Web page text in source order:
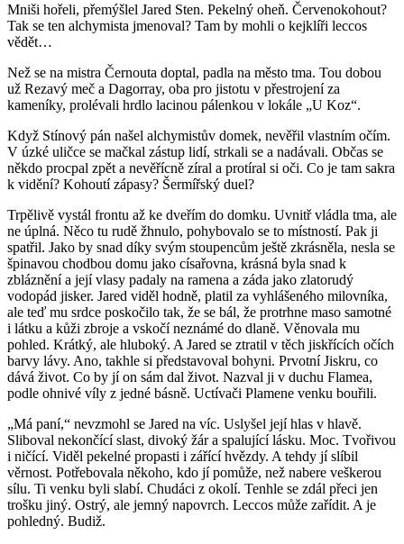
Mniši hořeli, přemýšlel Jared Sten. Pekelný oheň. Červenokohout?
Tak se ten alchymista jmenoval? Tam by mohli o kejklíři leccos
vědět…
Než se na mistra Černouta doptal, padla na město tma. Tou dobou
už Rezavý meč a Dagorray, oba pro jistotu v přestrojení za
kameníky, prolévali hrdlo lacinou pálenkou v lokále „U Koz“.
Když Stínový pán našel alchymistův domek, nevěřil vlastním očím.
V úzké uličce se mačkal zástup lidí, strkali se a nadávali. Občas se
někdo procpal zpět a nevěřícně zíral a protíral si oči. Co je tam sakra
k vidění? Kohoutí zápasy? Šermířský duel?
Trpělivě vystál frontu až ke dveřím do domku. Uvnitř vládla tma, ale
ne úplná. Něco tu rudě žhnulo, pohybovalo se to místností. Pak ji
spatřil. Jako by snad díky svým stoupencům ještě zkrásněla, nesla se
špinavou chodbou domu jako císařovna, krásná byla snad k
zbláznění a její vlasy padaly na ramena a záda jako zlatorudý
vodopád jisker. Jared viděl hodně, platil za vyhlášeného milovníka,
ale teď mu srdce poskočilo tak, že se bál, že protrhne maso samotné
i látku a kůži zbroje a vskočí neznámé do dlaně. Věnovala mu
pohled. Krátký, ale hluboký. A Jared se ztratil v těch jiskřících očích
barvy lávy. Ano, takhle si představoval bohyni. Prvotní Jiskru, co
dává život. Co by jí on sám dal život. Nazval ji v duchu Flamea,
podle ohnivé víly z jedné básně. Uctívači Plamene venku bouřili.
„Má paní,“ nevzmohl se Jared na víc. Uslyšel její hlas v hlavě.
Sliboval nekončící slast, divoký žár a spalující lásku. Moc. Tvořivou
i ničící. Viděl pekelné propasti i zářící hvězdy. A tehdy jí slíbil
věrnost. Potřebovala někoho, kdo jí pomůže, než nabere veškerou
sílu. Ti venku byli slabí. Chudáci z okolí. Tenhle se zdál přeci jen
trošku jiný. Ostrý, ale jemný napovrch. Leccos může zařídit. A je
pohledný. Budiž.